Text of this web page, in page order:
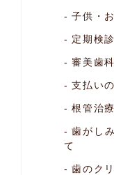
子供・
定期検
審美歯
支払い
根管治
歯がし
て
歯のク